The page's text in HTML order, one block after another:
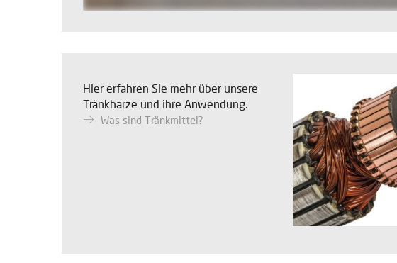
Hier erfahren Sie mehr über unsere
Tränkharze und ihre Anwendung.
Was sind Tränkmittel?